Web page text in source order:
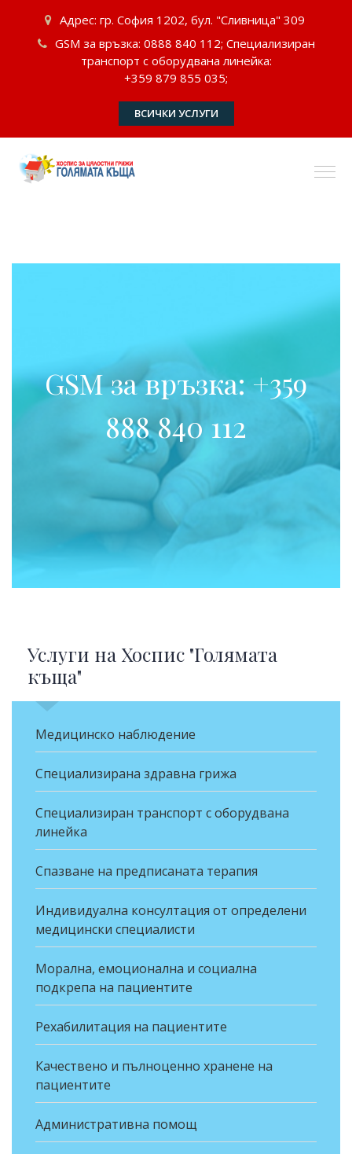
Адрес: гр. София 1202, бул. "Сливница" 309
GSM за връзка: 0888 840 112; Специализиран
транспорт с оборудвана линейка:
+359 879 855 035;
ВСИЧКИ УСЛУГИ
GSM за връзка: +359
888 840 112
Услуги на Хоспис "Голямата
къща"
Медицинско наблюдение
Специализирана здравна грижа
Специализиран транспорт с оборудвана
линейка
Спазване на предписаната терапия
Индивидуална консултация от определени
медицински специалисти
Морална, емоционална и социална
подкрепа на пациентите
Рехабилитация на пациентите
Качествено и пълноценно хранене на
пациентите
Административна помощ